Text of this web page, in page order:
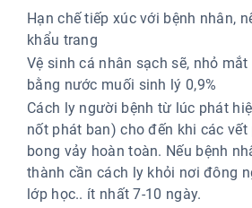
Hạn chế tiếp xúc với bệnh nhân,
khẩu trang
Vệ sinh cá nhân sạch sẽ, nhỏ
bằng nước muối sinh lý 0,9%
Cách ly người bệnh từ lúc phát
nốt phát ban) cho đến khi các vết
bong vảy hoàn toàn. Nếu bệnh
thành cần cách ly khỏi nơi đông
lớp học.. ít nhất 7-10 ngày.